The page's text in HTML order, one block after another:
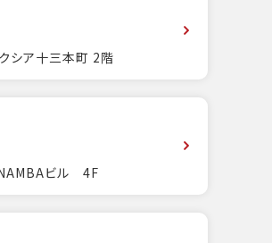
シア十三本町 2階
ビル 4F